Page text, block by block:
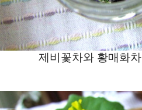
제비꽃차와 황매화